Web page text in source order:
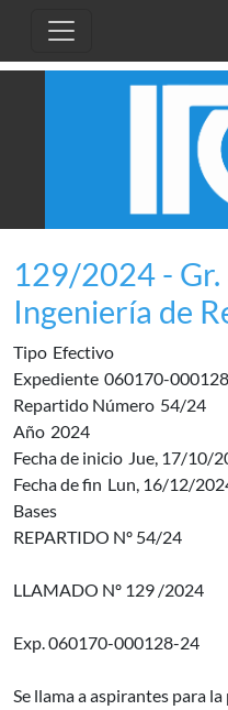
129/2024 - Gr.
Ingeniería de
Tipo Efectivo
Expediente 060170-
Repartido Número 54/24
Año 2024
Fecha de inicio Jue, 17/10/
Fecha de fin Lun, 16/12/
Bases
REPARTIDO Nº 54/24
LLAMADO Nº 129 /2024
Exp. 060170-000128-24
Se llama a aspirantes para